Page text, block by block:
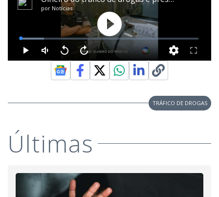
TRÁFICO DE DROGAS
Últimas